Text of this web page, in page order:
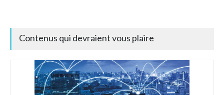
Contenus qui devraient vous plaire